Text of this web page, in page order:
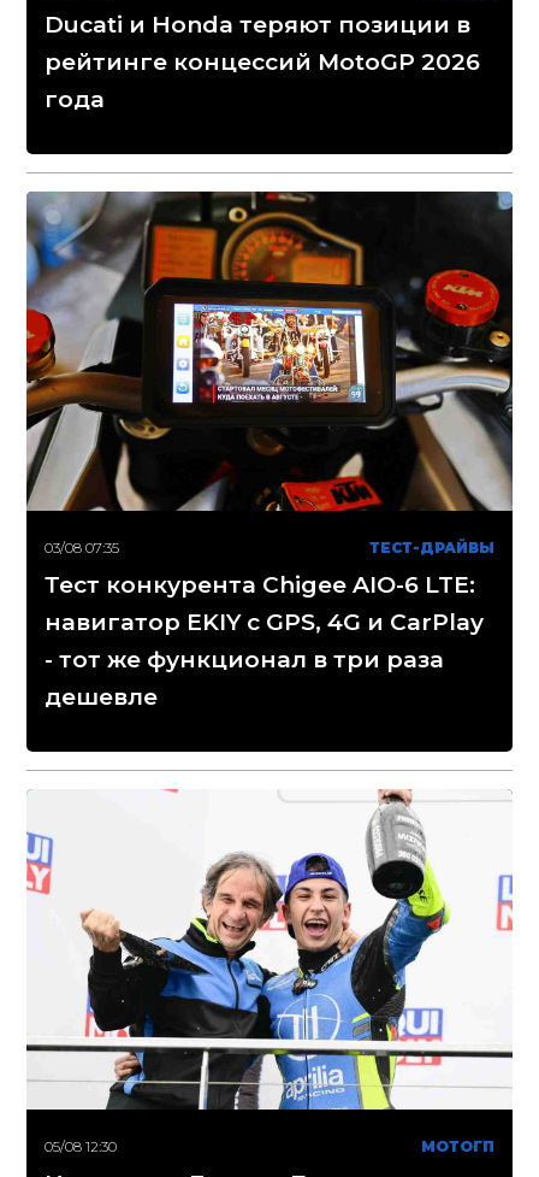
Ducati и Honda теряют позиции в
рейтинге концессий MotoGP 2026
года
03/08 07:35 ТЕСТ-ДРАЙВЫ
Тест конкурента Chigee AIO-6 LTE:
навигатор EKIY с GPS, 4G и CarPlay
- тот же функционал в три раза
дешевле
05/08 12:30 МОТОГП